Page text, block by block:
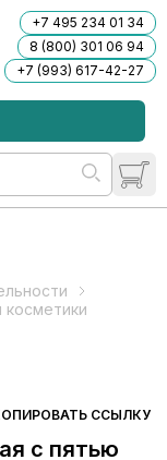
+7 495 234 01 34
8 (800) 301 06 94
+7 (993) 617-42-27
косметики
ССЫЛКУ
с пятью